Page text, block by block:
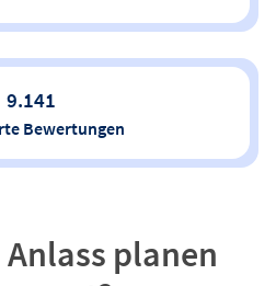
9.141
Bewertungen
planen